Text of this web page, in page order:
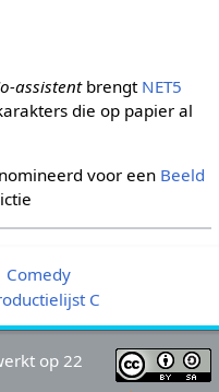
assistentbrengt NET5
die op papier al
voor een Beeld
Comedy
C
op 22